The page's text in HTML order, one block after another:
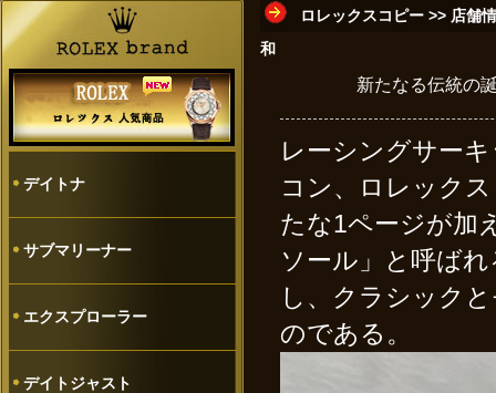
デイトナ
サブマリーナー
エクスプローラー
デイトジャスト
ロレックスコピー >> 店舗
和
新たなる伝統の
レーシングサー
コン、ロレック
たな1ページが加
ソール」と呼ば
し、クラシック
のである。